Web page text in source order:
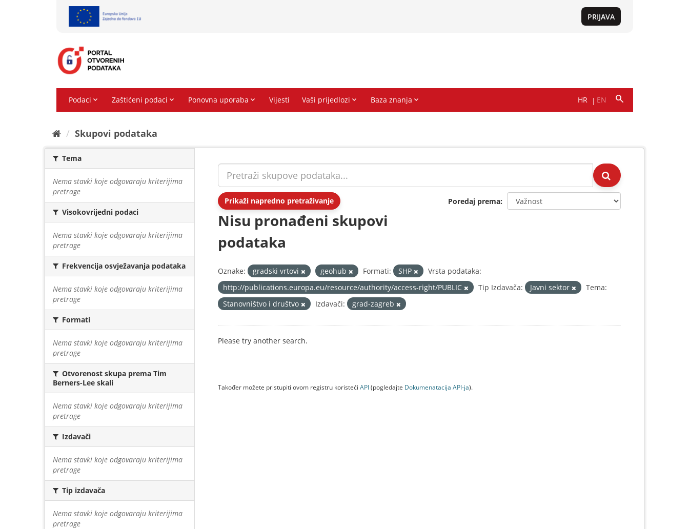
Skupovi podаtаkа
Tema
Nema stavki koje odgovaraju kriterijima
pretrage
Visokovrijedni podaci
Nema stavki koje odgovaraju kriterijima
pretrage
Frekvencija osvježavanja podataka
Nema stavki koje odgovaraju kriterijima
pretrage
Formati
Nema stavki koje odgovaraju kriterijima
pretrage
Otvorenost skupa prema Tim
Berners-Lee skali
Nema stavki koje odgovaraju kriterijima
pretrage
Izdavači
Nema stavki koje odgovaraju kriterijima
pretrage
Tip izdavača
Nema stavki koje odgovaraju kriterijima
pretrage
Prikaži napredno pretraživanje Poredaj prema
Nisu pronađeni skupovi
podataka
Oznake: gradski vrtovi geohub Formati: SHP
Vrsta podataka:
http://publications.europa.eu/resource/authority/access-right/PUBLIC
Tip Izdavača: Javni sektor
Tema:
Stanovništvo i društvo
Izdavači: grad-zagreb
Please try another search.
Također možete pristupiti ovom registru koristeći API(pogledajte Dokumenаtаcijа API-jа).